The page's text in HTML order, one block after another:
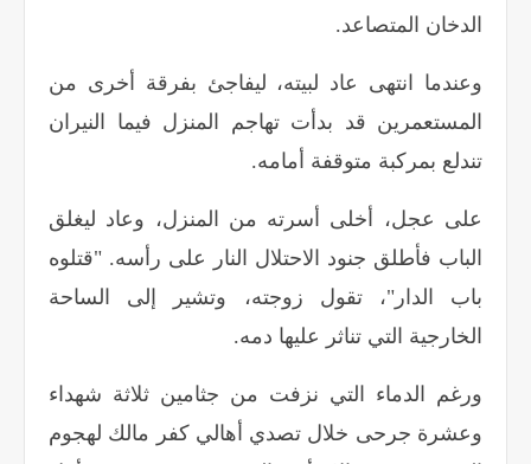
الدخان المتصاعد.
وعندما انتهى عاد لبيته، ليفاجئ بفرقة أخرى من
المستعمرين قد بدأت تهاجم المنزل فيما النيران
تندلع بمركبة متوقفة أمامه.
على عجل، أخلى أسرته من المنزل، وعاد ليغلق
الباب فأطلق جنود الاحتلال النار على رأسه. "قتلوه
باب الدار"، تقول زوجته، وتشير إلى الساحة
الخارجية التي تناثر عليها دمه.
ورغم الدماء التي نزفت من جثامين ثلاثة شهداء
وعشرة جرحى خلال تصدي أهالي كفر مالك لهجوم